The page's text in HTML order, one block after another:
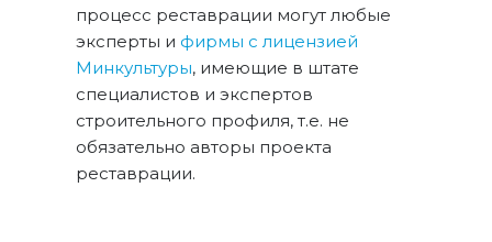
процесс реставрации могут любые
эксперты и фирмы с лицензией
Минкультуры, имеющие в штате
специалистов и экспертов
строительного профиля, т.е. не
обязательно авторы проекта
реставрации.